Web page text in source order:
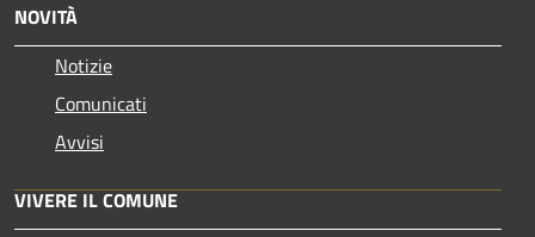
NOVITÀ
Notizie
Comunicati
Avvisi
VIVERE IL COMUNE